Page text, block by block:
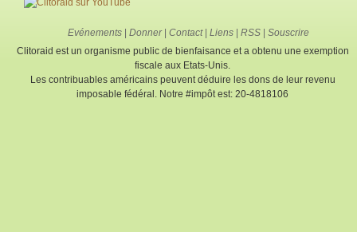
Evénements Donner| Contact| Liens RSS
Souscrire
Clitoraid est un organisme public de bienfaisance et a obtenu une exemption
fiscale aux Etats-Unis.
Les contribuables américains peuvent déduire les dons de leur revenu
imposable fédéral. Notre #impôt est: 20-4818106